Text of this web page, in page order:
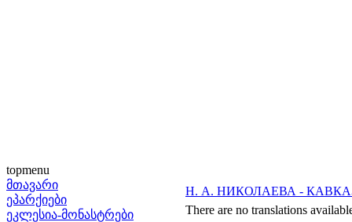
topmenu
მთავარი
ეპარქიები
ეკლესია-მონასტრები
Н. А. НИКОЛАЕВА -
There are no translations